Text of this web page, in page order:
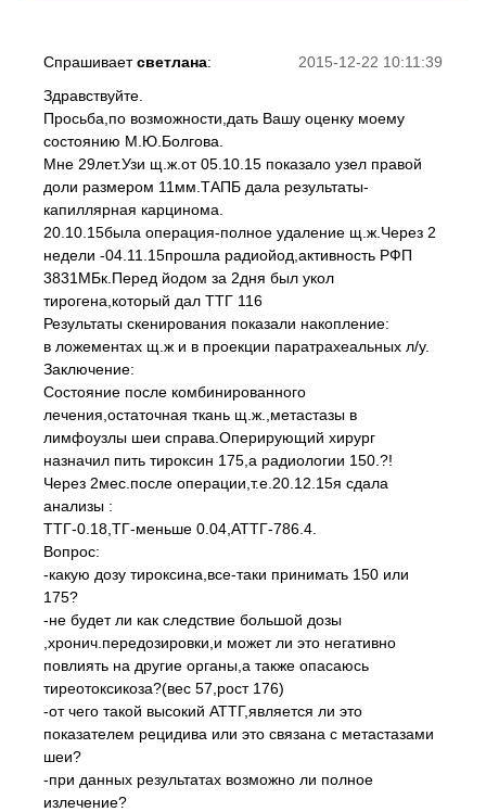
2015-12-22 10:11:39
Спрашиваетсветлана:
Здравствуйте.
Просьба,по возможности,дать Вашу оценку моему
состоянию М.Ю.Болгова.
Мне 29лет.Узи щ.ж.от 05.10.15 показало узел правой
доли размером 11мм.ТАПБ дала результаты-
капиллярная карцинома.
20.10.15была операция-полное удаление щ.ж.Через 2
недели -04.11.15прошла радиойод,активность РФП
3831МБк.Перед йодом за 2дня был укол
тирогена,который дал ТТГ 116
Результаты скенирования показали накопление:
в ложементах щ.ж и в проекции паратрахеальных л/у.
Заключение:
Состояние после комбинированного
лечения,остаточная ткань щ.ж.,метастазы в
лимфоузлы шеи справа.Оперирующий хирург
назначил пить тироксин 175,а радиологии 150.?!
Через 2мес.после операции,т.е.20.12.15я сдала
анализы :
ТТГ-0.18,ТГ-меньше 0.04,АТТГ-786.4.
Вопрос:
-какую дозу тироксина,все-таки принимать 150 или
175?
-не будет ли как следствие большой дозы
,хронич.передозировки,и может ли это негативно
повлиять на другие органы,а также опасаюсь
тиреотоксикоза?(вес 57,рост 176)
-от чего такой высокий АТТГ,является ли это
показателем рецидива или это связана с метастазами
шеи?
-при данных результатах возможно ли полное
излечение?